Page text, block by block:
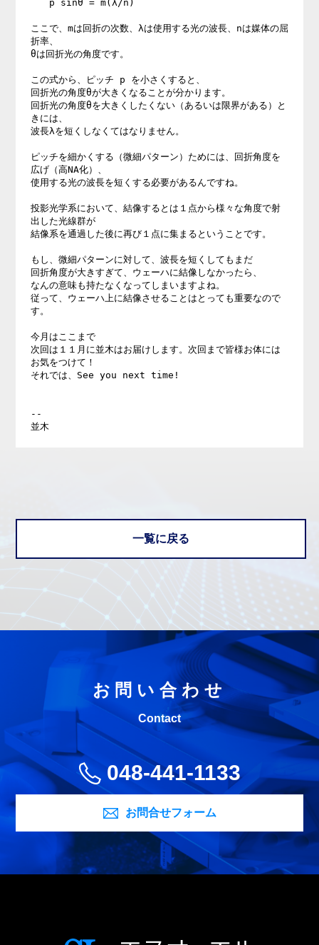
p sinθ = m(λ/n)
ここで、mは回折の次数、λは使用する光の波長、nは媒体の屈
折率、
θは回折光の角度です。
この式から、ピッチ p を小さくすると、
回折光の角度θが大きくなることが分かります。
回折光の角度θを大きくしたくない（あるいは限界がある）と
きには、
波長λを短くしなくてはなりません。
ピッチを細かくする（微細パターン）ためには、回折角度を
広げ（高NA化）、
使用する光の波長を短くする必要があるんですね。
投影光学系において、結像するとは１点から様々な角度で射
出した光線群が
結像系を通過した後に再び１点に集まるということです。
もし、微細パターンに対して、波長を短くしてもまだ
回折角度が大きすぎて、ウェーハに結像しなかったら、
なんの意味も持たなくなってしまいますよね。
従って、ウェーハ上に結像させることはとっても重要なので
す。
今月はここまで
次回は１１月に並木はお届けします。次回まで皆様お体には
お気をつけて！
それでは、See you next time!
--
一覧に戻る
お問い合わせ
Contact
048-441-1133
お問合せフォーム